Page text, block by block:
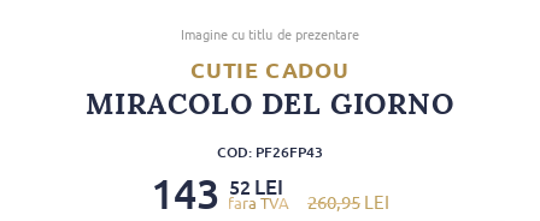
Imagine cu titlu de prezentare
CUTIE CADOU
MIRACOLO DEL GIORNO
COD: PF26FP43
260,95 LEI
143 52 LEI